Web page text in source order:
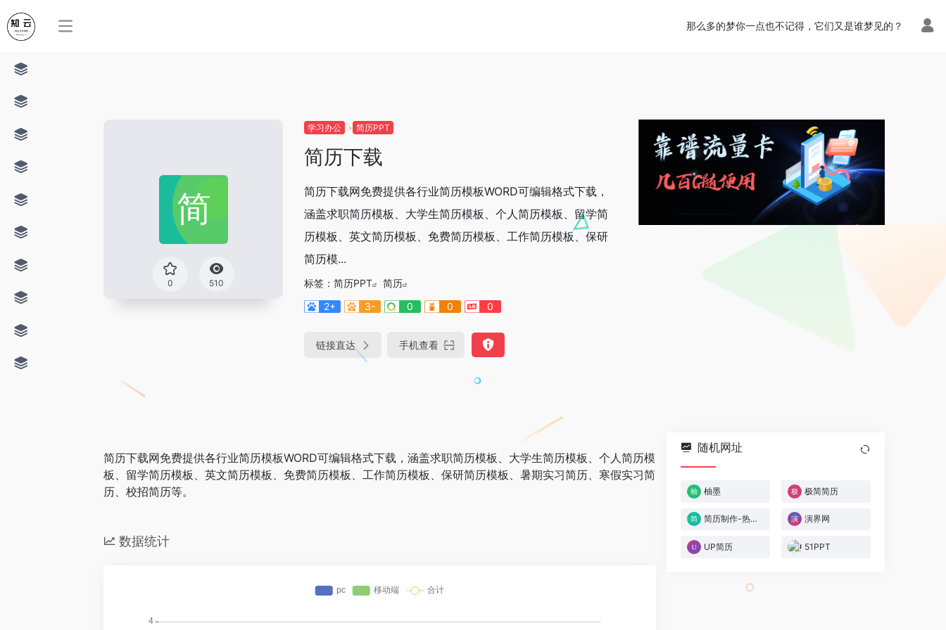
那么多的梦你一点也不记得，它们又是谁梦见的？
0 510
学习办公 简历PPT
简历下载
简历下载网免费提供各行业简历模板WORD可编辑格式下载，
涵盖求职简历模板、大学生简历模板、个人简历模板、留学简
历模板、英文简历模板、免费简历模板、工作简历模板、保研
简历模...
标签： 简历PPT
简历
2+
3- 0 0 0
链接直达 手机查看
简历下载网免费提供各行业简历模板WORD可编辑格式下载，涵盖求职简历模板、大学生简历模板、个人简历模
板、留学简历模板、英文简历模板、免费简历模板、工作简历模板、保研简历模板、暑期实习简历、寒假实习简
历、校招简历等。
数据统计
随机网址
柚墨 极简简历
简历制作-热速美斯 演界网
UP简历 51PPT